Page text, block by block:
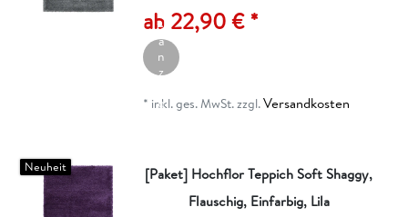
ab 22,90 € *
ik
el
a
n
z
g
* inkl. ges. MwSt.zzgl.Versandkosten
Neuheit
[Paket] Hochflor Teppich Soft Shaggy,
Flauschig, Einfarbig, Lila